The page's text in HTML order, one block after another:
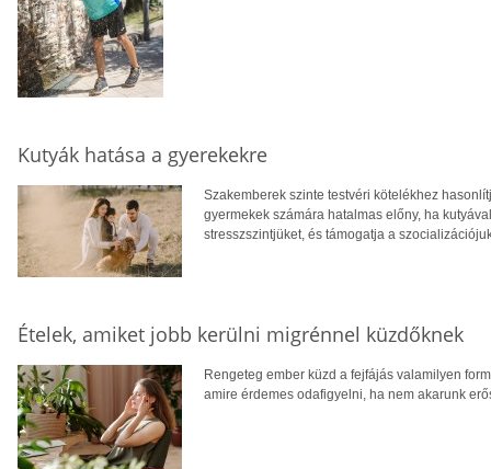
Kutyák hatása a gyerekekre
Szakemberek szinte testvéri kötelékhez
gyermekek számára hatalmas előny, ha
stresszszintjüket, és támogatja a
Ételek, amiket jobb kerülni migrénnel küzdőknek
Rengeteg ember küzd a fejfájás valamilyen
amire érdemes odafigyelni, ha nem akarunk